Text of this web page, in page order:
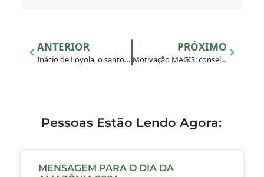
ANTERIOR
Inácio de Loyola, o santo que revela aos jovens os sentimentos de Deus
PRÓXIMO
Motivação MAGIS: conselho diocesano das Juventudes da Diocese de Goiás realiza encontros regionais
Pessoas Estão Lendo Agora:
MENSAGEM PARA O DIA DA